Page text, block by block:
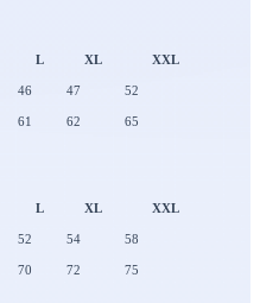
L XL XXL
46 47 52
61 62 65
L XL XXL
52 54 58
70 72 75